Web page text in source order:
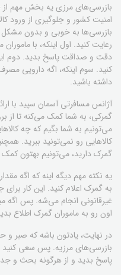
بازرسی‌های مرزی یه بخش مهم
امنیت کشور و جلوگیری از ورود
بازرسی‌ها به خوبی و بدون
رعایت کنید. اول اینکه، با
دقت و صداقت پاسخ بدید. دوم
کنید. سوم اینکه، اگه دارویی
داشته باشید.
آژانس مسافرتی آسمان سپید با
گمرکی، به شما کمک می‌کنه تا از
می‌تونیم به شما بگیم که چه
کالاهایی رو نمی‌تونید ببرید.
گمرک دارید، می‌تونیم بهتون کمک
یه نکته مهم دیگه اینه که اگه
به گمرک اعلام کنید. این کار
غیرقانونی انجام می‌شه. پس اگه
اون رو به ماموران گمرک اطلاع
در نهایت، یادتون باشه که صبر و
بازرسی‌های مرزیه. پس سعی کنید
پاسخ بدید و از هرگونه بحث و